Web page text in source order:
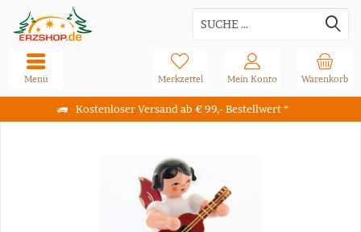
Kostenloser Versand ab € 99,- Bestellwert *
Warenkorb
Merkzettel Mein Konto
Menü